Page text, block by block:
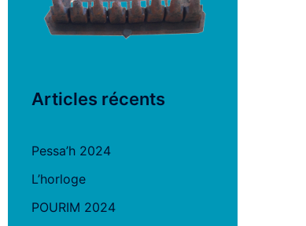
Articles récents
Pessa’h 2024
L’horloge
POURIM 2024